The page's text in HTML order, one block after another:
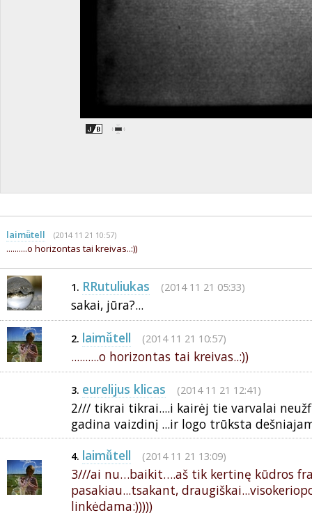
laimǚtell (2014 11 21 10:57)
..........o horizontas tai kreivas..:))
1. RRutuliukas (2014 11 21 05:33)
sakai, jūra?...
2. laimǚtell (2014 11 21 10:57)
..........o horizontas tai kreivas..:))
3. eurelijus klicas (2014 11 21 12:41)
2/// tikrai tikrai....i kairėj tie varvalai
gadina vaizdinį ...ir logo trūksta
4. laimǚtell (2014 11 21 13:09)
3///ai nu…baikit….aš tik kertinę kūdros
pasakiau...tsakant,
linkėdama:)))))